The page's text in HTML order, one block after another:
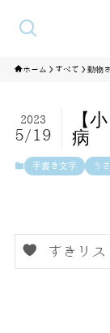
ホーム すべて 動物
【
病
2023
5/19
手書き文字 う
すきリス